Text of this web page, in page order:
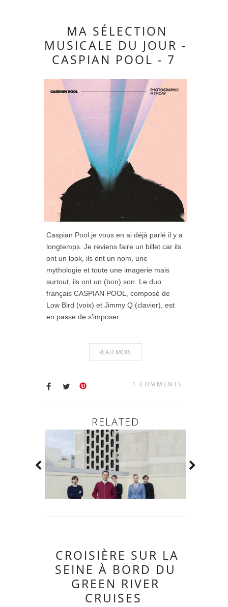
MA SÉLECTION
MUSICALE DU JOUR -
CASPIAN POOL - 7
Caspian Pool je vous en ai déjà parlé il y a
longtemps. Je reviens faire un billet car ils
ont un look, ils ont un nom, une
mythologie et toute une imagerie mais
surtout, ils ont un (bon) son. Le duo
français CASPIAN POOL, composé de
Low Bird (voix) et Jimmy Q (clavier), est
en passe de s’imposer
READ MORE
1 COMMENTS
RELATED
CROISIÈRE SUR LA
SEINE À BORD DU
GREEN RIVER
CRUISES